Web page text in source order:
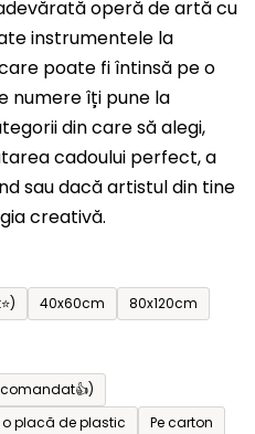
operă de artă cu
instrumentele la
poate fi întinsă pe o
numere îți pune la
din care să alegi,
cadoului perfect, a
sau dacă artistul din tine
creativă.
40x60cm 80x120cm
o placă de plastic Pe carton